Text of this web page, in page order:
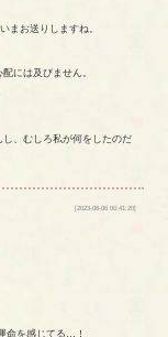
まお送りしますね。
には及びません。
、むしろ私が何をしたのだ
[2023-08-06 00:41:20]
命を感じてる…！